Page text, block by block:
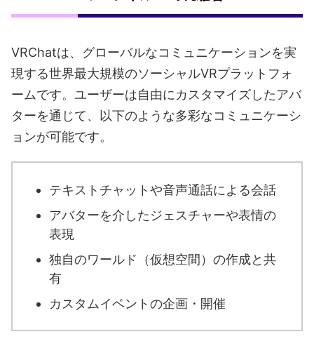
VRChatは、グローバルなコミュニケーションを実
現する世界最大規模のソーシャルVRプラットフォ
ームです。ユーザーは自由にカスタマイズしたアバ
ターを通じて、以下のような多彩なコミュニケーシ
ョンが可能です。
テキストチャットや音声通話による会話
アバターを介したジェスチャーや表情の
表現
独自のワールド（仮想空間）の作成と共
有
カスタムイベントの企画・開催